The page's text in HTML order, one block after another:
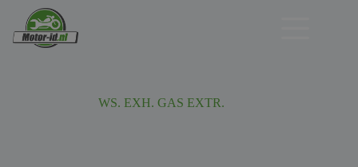
WS. EXH. GAS EXTR.